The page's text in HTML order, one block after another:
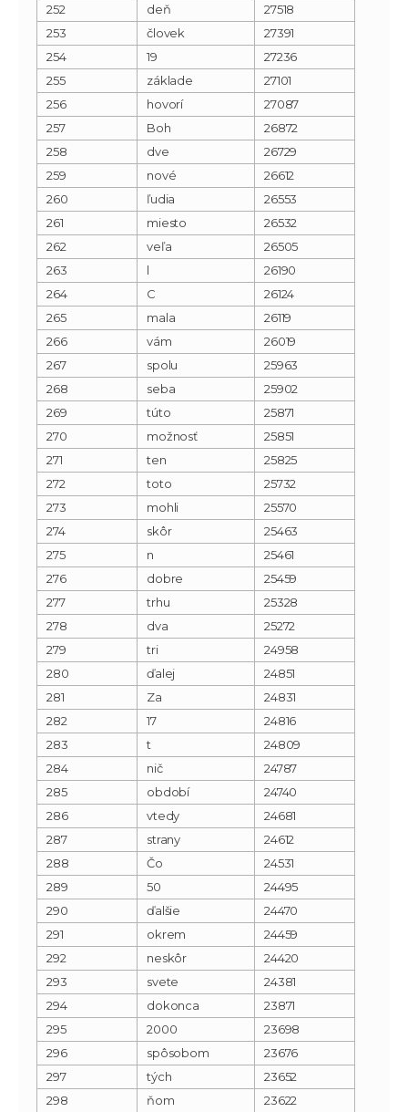
252
deň
27518
253
človek
27391
254
19
27236
255
základe
27101
256
hovorí
27087
257
Boh
26872
258
dve
26729
259
nové
26612
260
ľudia
26553
261
miesto
26532
262
veľa
26505
263
l
26190
264
C
26124
265
mala
26119
266
vám
26019
267
spolu
25963
268
seba
25902
269
túto
25871
270
možnosť
25851
271
ten
25825
272
toto
25732
273
mohli
25570
274
skôr
25463
275
n
25461
276
dobre
25459
277
trhu
25328
278
dva
25272
279
tri
24958
280
ďalej
24851
281
Za
24831
282
17
24816
283
t
24809
284
nič
24787
285
období
24740
286
vtedy
24681
287
strany
24612
288
Čo
24531
289
50
24495
290
ďalšie
24470
291
okrem
24459
292
neskôr
24420
293
svete
24381
294
dokonca
23871
295
2000
23698
296
spôsobom
23676
297
tých
23652
298
ňom 23622